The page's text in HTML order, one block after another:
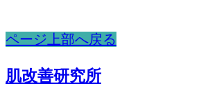
ページ上部へ戻る
肌改善研究所